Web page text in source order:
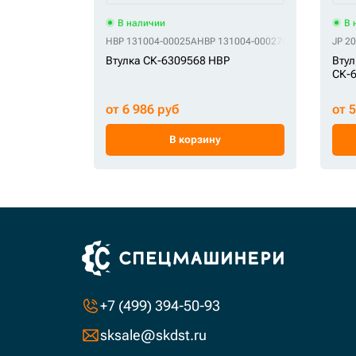
В наличии
HBP 131004-00025AHBP 131004-00027 HBP 2110-1360A
Втулка СК-6309568 HBP
от 6 986 руб
В корзину
В
JP
СК-
от
+7 (499) 394-50-93
sksale@skdst.ru